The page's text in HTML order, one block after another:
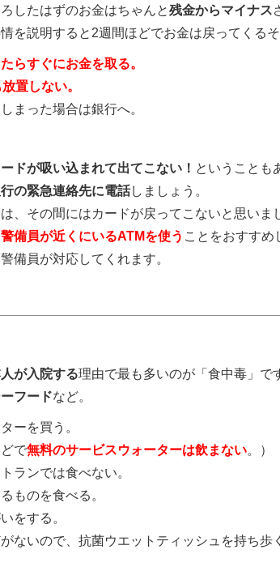
したはずのお金はちゃんと残金からマイナス
情を説明すると2週間ほどでお金は戻ってくるそ
らすぐにお金を取る。
置しない。
まった場合は銀行へ。
ドが吸い込まれて出てこない！ ということも
の緊急連絡先に電話しましょう。
、その間にはカードが戻ってこないと思いま
警備員が近くにいるATMを使う ことをおすすめ
備員が対応してくれます。
人が入院する理由で最も多いのが「食中毒」で
フードなど。
ーを買う。
で無料のサービスウォーターは飲まない。）
ランでは食べない。
ものを食べる。
をする。
がないので、抗菌ウエットティッシュを持ち歩